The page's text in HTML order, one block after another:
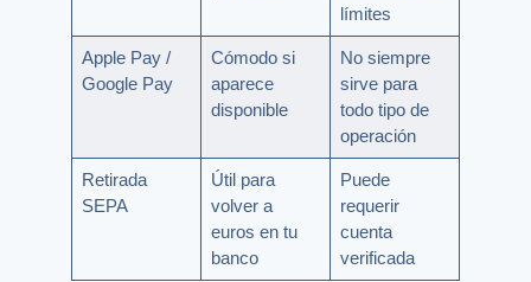
límites
Apple Pay /
Google Pay
Cómodo si
aparece
disponible
No siempre
sirve para
todo tipo de
operación
Retirada
SEPA
Útil para
volver a
euros en tu
banco
Puede
requerir
cuenta
verificada